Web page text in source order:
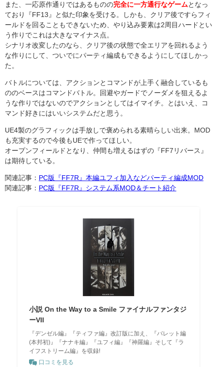
また、一応原作通りではあるものの完全に一方通行なゲーム となっ
ており『FF13』と似た印象を受ける。しかも、クリア後ですらフィ
ールドを回ることもできないため、やり込み要素は2周目ハードとい
う作りでこれは大きなマイナス点。
シナリオ改変したのなら、クリア後の状態で全エリアを回れるよう
な作りにして、ついでにパーティ編成もできるようにしてほしかっ
た。
バトルについては、アクションとコマンドが上手く融合しているも
ののベースはコマンドバトル。回避やガードでノーダメを狙えるよ
うな作りではないのでアクションとしてはイマイチ。とはいえ、コ
マンド好きにはいいシステムだと思う。
UE4製のグラフィックは手放しで褒められる素晴らしい出来。MOD
も充実するので今後もUEで作ってほしい。
オープンフィールドとなり、仲間も増えるはずの『FF7リバース』
は期待している。
関連記事： PC版『FF7R』本編ユフィ加入などパーティ編成MOD
関連記事： PC版『FF7R』システム系MOD＆チート紹介
小説 On the Way to a Smile ファイナルファンタジ
ーVII
『デンゼル編』『ティファ編』改訂版に加え、『バレット編
(本邦初)』『ナナキ編』『ユフィ編』『神羅編』そして『ラ
イフストリーム編』を収録!
口コミを見る